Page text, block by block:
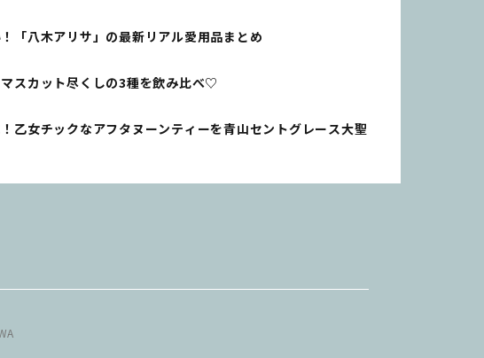
「八木アリサ」の最新リアル愛用品まとめ
スカット尽くしの3種を飲み比べ♡
乙女チックなアフタヌーンティーを青山セントグレース大聖